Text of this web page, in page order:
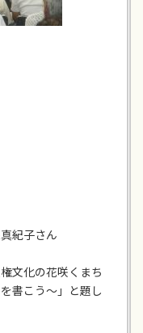
紀子さん
くまち
書こう～」と題し